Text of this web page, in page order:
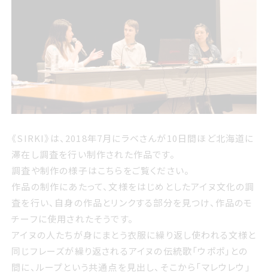
《SIRKI》は、2018年7月にラベさんが10日間ほど北海道に
滞在し調査を行い制作された作品です。
調査や制作の様子はこちら をご覧ください。
作品の制作にあたって、文様をはじめとしたアイヌ文化の調
査を行い、自身の作品とリンクする部分を見つけ、作品のモ
チーフに使用されたそうです。
アイヌの人たちが身にまとう衣服に繰り返し使われる文様と
同じフレーズが繰り返されるアイヌの伝統歌「ウポポ」との
間に、ループという共通点を見出し、そこから「マレウレウ」